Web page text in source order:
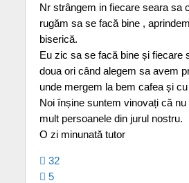
Nr strângem in fiecare seara sa
rugăm sa se facă bine ,
biserică.
Eu zic sa se facă bine și fiecare
doua ori când alegem sa avem
unde mergem la bem cafea și
Noi înșine suntem vinovați că
mult persoanele din jurul nostru.
O zi minunată tutor
32
5